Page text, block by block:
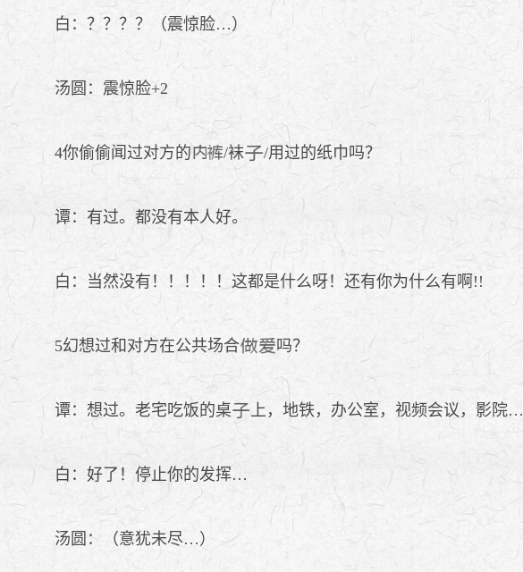
白：？？？？（震惊脸…）
汤圆：震惊脸+2
4你偷偷闻过对方的 /袜 /用过的纸巾吗？
谭：有过。都没有本人好。
白：当然没有！！！！！这都是什么呀！还有你为什么有啊!!
5幻想过和对方在公共场合 吗？
谭：想过。老宅吃饭的桌 上，地铁，办公室，视频会议，影院…
白：好了！停止你的发挥…
汤圆：（意犹未尽…）